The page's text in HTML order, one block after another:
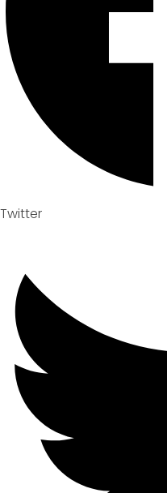
Twitter